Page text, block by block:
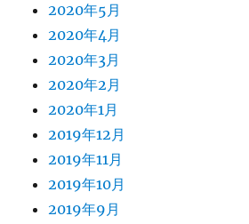
2020年5月
2020年4月
2020年3月
2020年2月
2020年1月
2019年12月
2019年11月
2019年10月
2019年9月